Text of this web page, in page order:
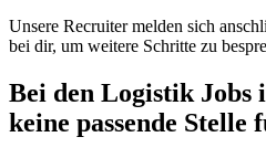
Unsere Recruiter melden sich
bei dir, um weitere Schritte zu
Bei den Logistik
keine passende Stelle